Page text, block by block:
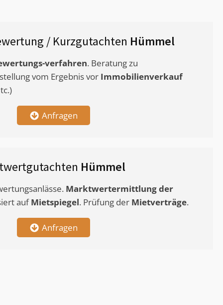
/ Kurzgutachten Hümmel
verfahren. Beratung zu
vom Ergebnis vor Immobilienverkauf
Anfragen
Hümmel
Marktwertermittlungder
aufMietspiegel. Prüfung der Mietverträge.
Anfragen